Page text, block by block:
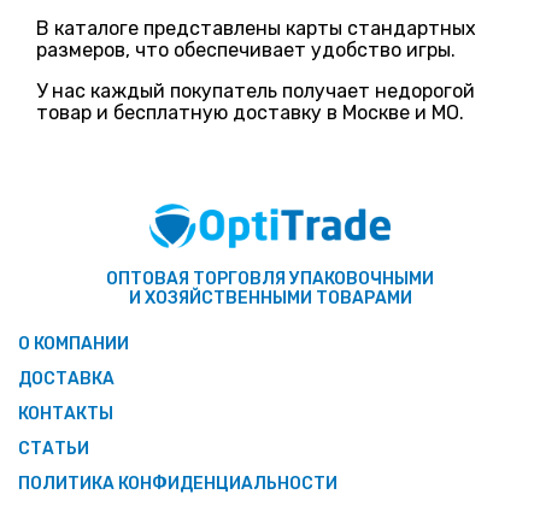
В каталоге представлены карты стандартных
размеров, что обеспечивает удобство игры.
У нас каждый покупатель получает недорогой
товар и бесплатную доставку в Москве и МО.
ОПТОВАЯ ТОРГОВЛЯ УПАКОВОЧНЫМИ
И ХОЗЯЙСТВЕННЫМИ ТОВАРАМИ
О КОМПАНИИ
ДОСТАВКА
КОНТАКТЫ
СТАТЬИ
ПОЛИТИКА КОНФИДЕНЦИАЛЬНОСТИ